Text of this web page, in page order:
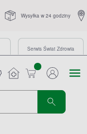
Wysyłka w 24 godziny
Serwis Świat Zdrowia
sztuk